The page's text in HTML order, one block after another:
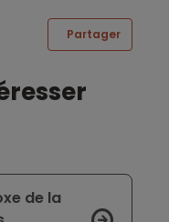
Partager
de la